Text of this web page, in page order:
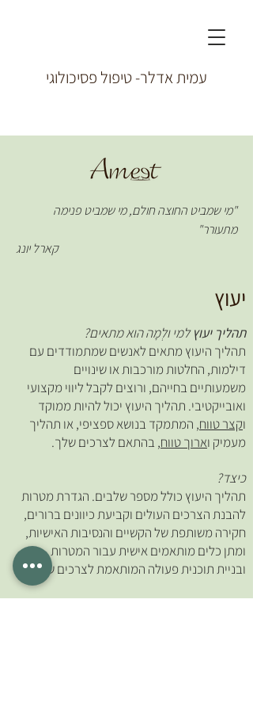
עמית אדלר- טיפול פסיכולוגי
"מי שמביט החוצה חולם, מי שמביט פנימה
מתעורר"
קארל יונג
יעוץ
תהליך יעוץ למי ולְמָה הוא מתאים?
תהליך היעוץ מתאים לאנשים שמתמודדים עם
דילמות, החלטות מורכבות או שינויים
משמעותיים בחייהם, ורוצים לקבל ליווי מקצועי
ואובייקטיבי. תהליך היעוץ יכול להיות ממוקד
וקצר טווח, המתמקד בנושא ספציפי, או תהליך
מעמיק וארוך טווח, בהתאם לצרכים שלך.
כיצד?
תהליך היעוץ כולל מספר שלבים. הגדרת מטרות
להבנת הצרכים העולים וקביעת כיוונים ברורים,
חקירה משותפת של הקשיים והנסיבות האישיות,
ומתן כלים מותאמים אישית עבור המטרות
ובניית תוכנית פעולה המותאמת לצרכים שלך.